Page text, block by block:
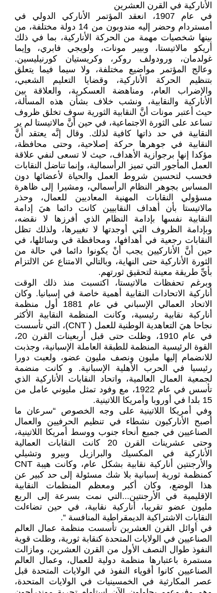
الأناركية في القرن العشرين
في عام 1907، انعقد المؤتمر الأناركي الدولي في
أمستردام وحضر إليه مندوبون من 14 دولة مختلفة، من
بينها شخصيات مهمة من الحركة الأناركية، بما في ذلك
أريكو مالاتيستا، وبيير مونات، ولويجي فابري، وإيما
غولدمان، ورودولف روكر، وكريستيان كورنيليسين.
وعالج المؤتمر مواضيع مختلفة، ولا سيما فيما يتعلق
بتنظيم الحركة الأناركية، وقضايا التعليم الشعبي،
والإضراب العام، ومناهضة العسكرية، والعلاقة بين
الأناركية والنقابية، ونشب خلاف بشأن هذه المسألة،
حيث أعتبر مونات أنَّ النقابية الثورية سوف تخلق ظروف
تساعد على الثورة الاجتماعية، في حين أنَّ مالاتيستا لم ير
النقابية في حد ذاتها كافية لذلك. وقال إنَّه يعتقد أنَّ
النقابية في جوهرها حركة إصلاحية، وحتى محافظة،
مؤكدا إنها برجوازية الأهداف، حيث لا تسعى لنفي علاقة
العمل المأجور التي تميز الرأسمالية، وإنما تناضل النقابات
فحسب لتحسين شروط العمل والحياة لأعضائها دون
المساس بجوهر النظام الرأسمالي، ومشيرا إلى ظاهرة
مسؤولي النقابات المهنية المعاديين للعمال، وحذر
مالاتيستا بأن أهداف النقابيين كانت دائما هيَ إدامة
النقابية نفسها بإدامة النظام الذي أفرزها لا نقضه،
وبإدامة الظروف التي أوجدتها لا تغييرها، ولذلك تظل
النقابات رجعية في أهدافها، ومحافظة في وسائلها، في
حين أنَّ الأناركيين يجب أنْ يكونوا دائما في حالة من
الثورة الأناركية حتى النهاية، وبالتالي الامتناع عن الالتزام
بأيِّ طريقة معينة لتحقيق ثورتهم.
وبرغم تحفظات مالاتيستا، اكتسبت منذ ذلك الوقت
أناركية الاتحادات النقابية أهمية خاصة في إسبانيا. وكان
الاتحاد العمالي الإسباني في عام 1881 أول منظمة
أناركية نقابية رئيسية، وكانت المنظمة النقابية الأكثر
نجاحا هيَ التعاهدية الوطنية للعمل ( CNT)، التي تأسست
في عام 1910، وظلت حتى قبل أربعينات القرن 20،
القوة الرئيسية المنظمة للطبقة العاملة الإسبانية، وجذبت
للانضمام إليها مليون ونصف مليون عضو، ولعبت دورا
رئيسيا في الحرب الأهلية الإسبانية. و كانت منضمة
لجمعية العمال العالمية، واتحاد النقابات الأناركية الذي
تأسس في عام 1922، مع وفود تمثل مليوني عامل من
15 بلدا في أوروبا وأمريكا اللاتينية.
وفي أمريكا اللاتينية على وجه الخصوص “سرعان ما
أصبح الأناركيون نشطاء في تنظيم الحرفيين والعمال
الصناعيين في جميع أنحاء جنوب ووسط أمريكا اللاتينية،
وحتى عشرينات القرن 20 كانت النقابات العمالية
الأناركية في المكسيك والبرازيل وبيرو وتشيلي
والأرجنتين أناركية نقابية بشكل عام، وكانت هيبة CNT
كمنظمة ثورية إسبانية بلا شك مسئولة إلى حد كبير عن
هذا الوضع، وكان أكبر ومعظم المنظمات النقابية
الإقليمية في الأرجنتين...التي نمت بسرعة إلى الربع
مليون عضو تقريبا، أناركية نقابية، في حين تضاءلت
النقابات الاشتراكية الديمقراطية المنافسة “.
في أوائل القرن العشرين تأسست منظمة عمال العالم
الصناعيين في الولايات المتحدة كنقابة ثورية، وظلت قوية
النفوذ طوال النصف الأول من القرن العشرين، ومازالت
مستمرة باعتبارها منظمة دولية للعمال، وعمال العالم
الصناعيين كانوا أقوياء النفوذ في الولايات المتحدة قبل
عصر المكارثية في الخمسينيات في الولايات المتحدة،